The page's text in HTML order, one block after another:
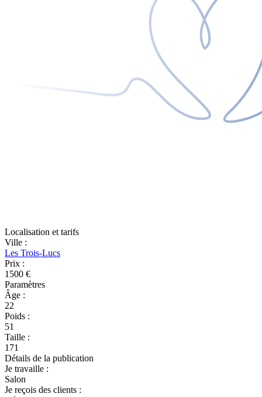
Localisation et tarifs
Ville :
Les Trois-Lucs
Prix :
1500 €
Paramètres
Âge :
22
Poids :
51
Taille :
171
Détails de la publication
Je travaille :
Salon
Je reçois des clients :